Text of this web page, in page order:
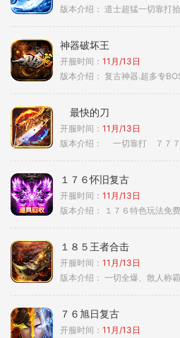
版本介绍： 道士超猛一切靠打
神器破坏王
开服时间： 11月/13日
版本介绍： 复古神器.超多专
最快的刀
开服时间： 11月/13日
版本介绍：
一切靠打 ７７７
１７６怀旧复古
开服时间： 11月/13日
版本介绍：
１７６特色玩法免
１８５王者合击
开服时间： 11月/13日
版本介绍： 一切全爆、散人称霸、
７６旭日复古
开服时间： 11月/13日